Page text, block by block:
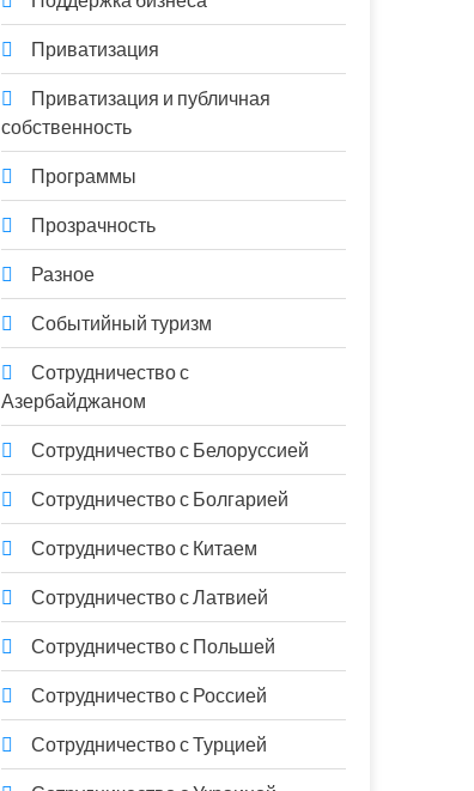
Приватизация
Приватизация и публичная
собственность
Программы
Прозрачность
Разное
Событийный туризм
Сотрудничество с
Азербайджаном
Сотрудничество с Белоруссией
Сотрудничество с Болгарией
Сотрудничество с Китаем
Сотрудничество с Латвией
Сотрудничество с Польшей
Сотрудничество с Россией
Сотрудничество с Турцией